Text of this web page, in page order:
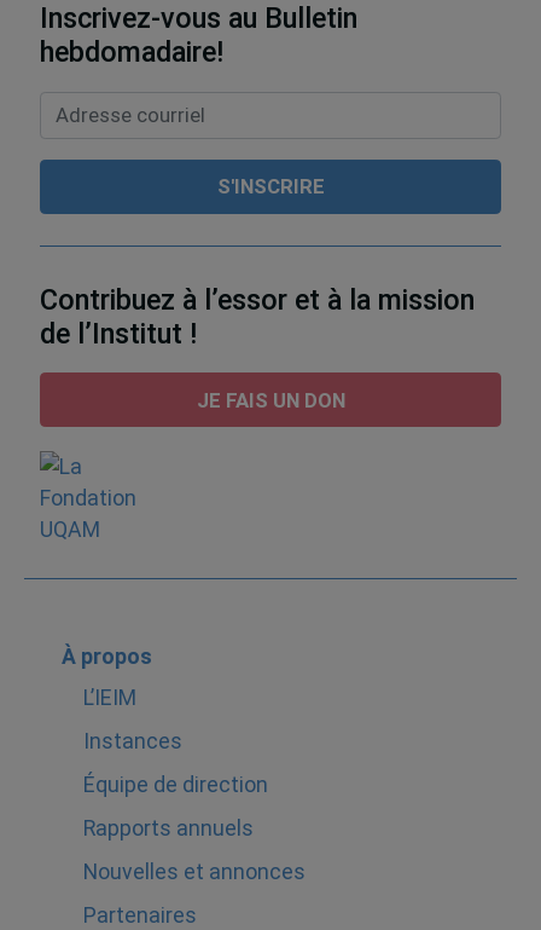
Inscrivez-vous au Bulletin
hebdomadaire!
Contribuez à l’essor et à la mission
de l’Institut !
JE FAIS UN DON
À propos
L’IEIM
Instances
Équipe de direction
Rapports annuels
Nouvelles et annonces
Partenaires